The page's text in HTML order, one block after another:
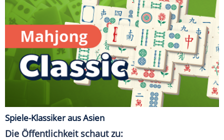
Spiele-Klassiker aus Asien
Die Öffentlichkeit schaut zu: